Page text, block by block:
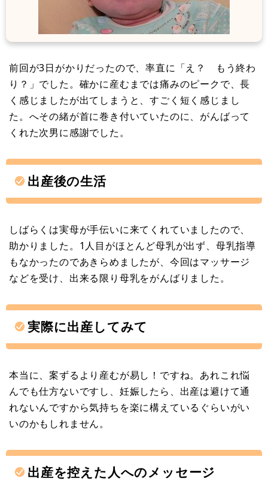
前回が3日がかりだったので、率直に「え？ もう終わ
り？」でした。確かに産むまでは痛みのピークで、長
く感じましたが出てしまうと、すごく短く感じまし
た。へその緒が首に巻き付いていたのに、がんばって
くれた次男に感謝でした。
出産後の生活
しばらくは実母が手伝いに来てくれていましたので、
助かりました。1人目がほとんど母乳が出ず、母乳指導
もなかったのであきらめましたが、今回はマッサージ
などを受け、出来る限り母乳をがんばりました。
実際に出産してみて
本当に、案ずるより産むが易し！ですね。あれこれ悩
んでも仕方ないですし、妊娠したら、出産は避けて通
れないんですから気持ちを楽に構えているぐらいがい
いのかもしれません。
出産を控えた人へのメッセージ